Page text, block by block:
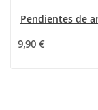
9,90 €